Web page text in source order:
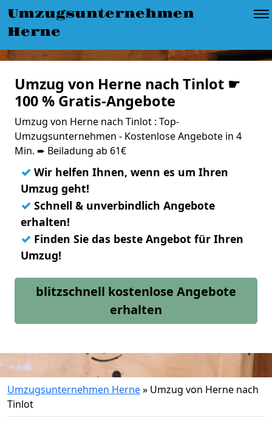
Umzugsunternehmen
Herne
Umzug von Herne nach Tinlot ☛
100 % Gratis-Angebote
Umzug von Herne nach Tinlot : Top-
Umzugsunternehmen - Kostenlose Angebote in 4
Min. ➨ Beiladung ab 61€
✓ Wir helfen Ihnen, wenn es um Ihren
Umzug geht!
✓ Schnell & unverbindlich Angebote
erhalten!
✓ Finden Sie das beste Angebot für Ihren
Umzug!
blitzschnell kostenlose Angebote
erhalten
Umzugsunternehmen Herne» Umzug von Herne nach
Tinlot